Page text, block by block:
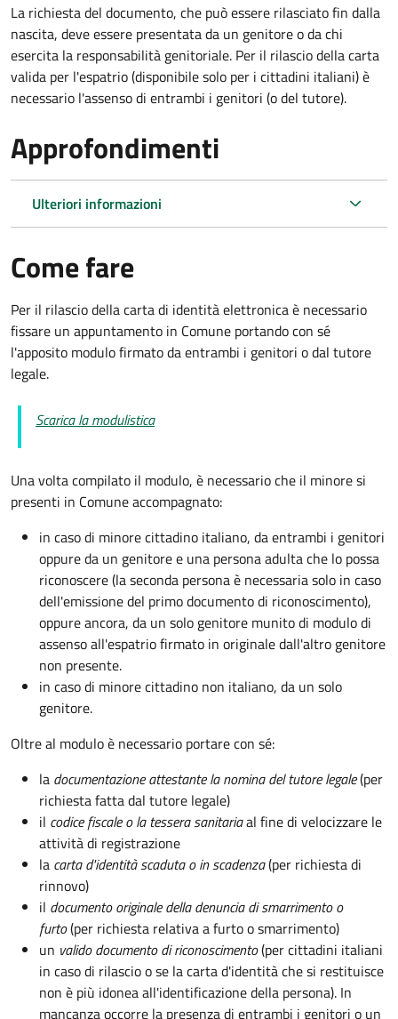
La richiesta del documento, che può essere rilasciato fin dalla
nascita, deve essere presentata da un genitore o da chi
esercita la responsabilità genitoriale. Per il rilascio della carta
valida per l'espatrio (disponibile solo per i cittadini italiani) è
necessario l'assenso di entrambi i genitori (o del tutore).
Approfondimenti
Ulteriori informazioni
Come fare
Per il rilascio della carta di identità elettronica è necessario
fissare un appuntamento in Comune portando con sé
l'apposito modulo firmato da entrambi i genitori o dal tutore
legale.
Scarica la modulistica
Una volta compilato il modulo, è necessario che il minore si
presenti in Comune accompagnato:
in caso di minore cittadino italiano, da entrambi i genitori
oppure da un genitore e una persona adulta che lo possa
riconoscere (la seconda persona è necessaria solo in caso
dell'emissione del primo documento di riconoscimento),
oppure ancora, da un solo genitore munito di modulo di
assenso all'espatrio firmato in originale dall'altro genitore
non presente.
in caso di minore cittadino non italiano, da un solo
genitore.
Oltre al modulo è necessario portare con sé:
la documentazioneattestante la nomina del tutore legale(per
richiesta fatta dal tutore legale)
il codice fiscale o la tessera sanitariaal fine di velocizzare le
attività di registrazione
la carta d'identità scaduta o in scadenza(per richiesta di
rinnovo)
il documento originale della denuncia di smarrimento o
furto(per richiesta relativa a furto o smarrimento)
un valido documento di riconoscimento(per cittadini italiani
in caso di rilascio o se la carta d'identità che si restituisce
non è più idonea all'identificazione della persona). In
mancanza occorre la presenza di entrambi i genitori o un